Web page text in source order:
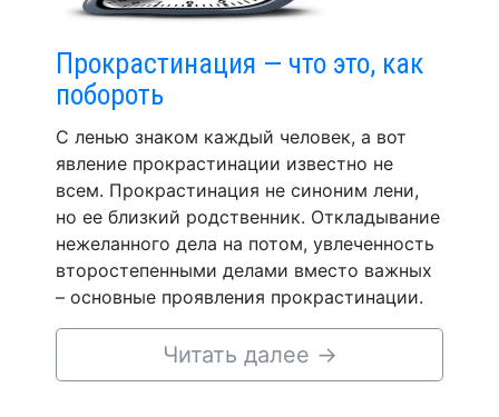
Прокрастинация — что это, как
побороть
С ленью знаком каждый человек, а вот
явление прокрастинации известно не
всем. Прокрастинация не синоним лени,
но ее близкий родственник. Откладывание
нежеланного дела на потом, увлеченность
второстепенными делами вместо важных
– основные проявления прокрастинации.
Читать далее →